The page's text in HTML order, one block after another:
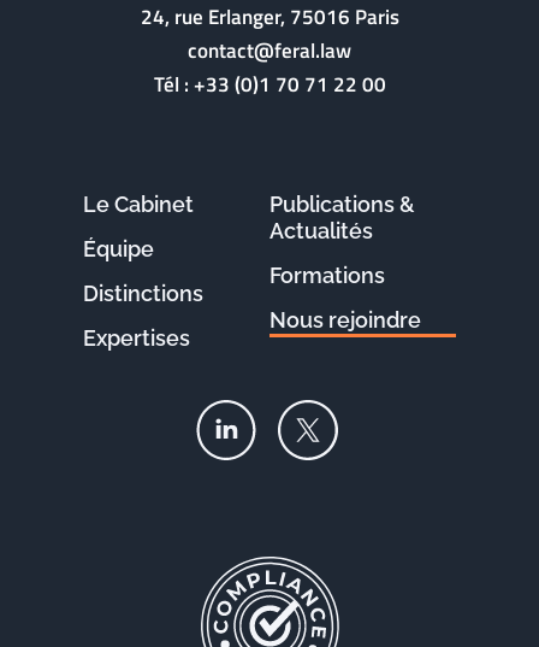
24, rue Erlanger, 75016 Paris
contact@feral.law
Tél :+33 (0)1 70 71 22 00
Le Cabinet
Équipe
Distinctions
Expertises
Publications &
Actualités
Formations
Nous rejoindre